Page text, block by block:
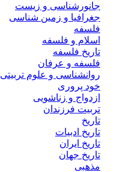
جانورشناسی و زیست
جغرافیا و زمین شناسی
فلسفه
اسلام و فلسفه
تاریخ فلسفه
فلسفه و عرفان
روانشناسی و علوم تربیتی
خود پروری
ازدواج و زناشویی
تربیت فرزندان
تاریخ
تاریخ ادبیات
تاریخ ایران
تاریخ جهان
مذهبی